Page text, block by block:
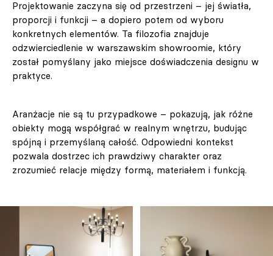
Projektowanie zaczyna się od przestrzeni – jej światła,
proporcji i funkcji – a dopiero potem od wyboru
konkretnych elementów. Ta filozofia znajduje
odzwierciedlenie w warszawskim showroomie, który
został pomyślany jako miejsce doświadczenia designu w
praktyce.
Aranżacje nie są tu przypadkowe – pokazują, jak różne
obiekty mogą współgrać w realnym wnętrzu, budując
spójną i przemyślaną całość. Odpowiedni kontekst
pozwala dostrzec ich prawdziwy charakter oraz
zrozumieć relacje między formą, materiałem i funkcją.